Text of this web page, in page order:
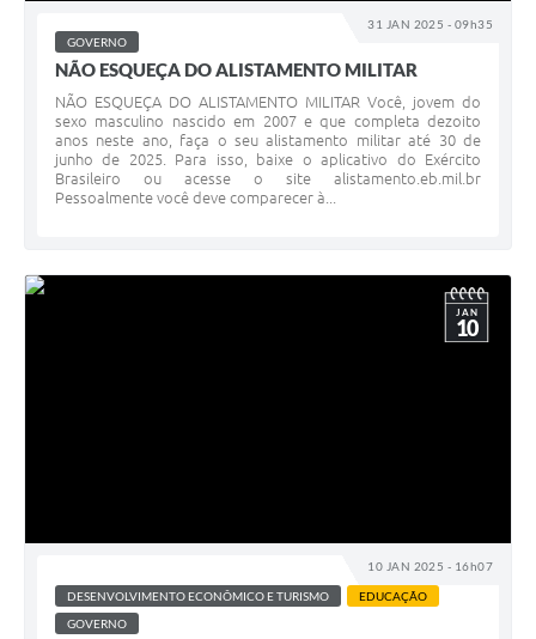
31 JAN 2025 - 09h35
GOVERNO
NÃO ESQUEÇA DO ALISTAMENTO MILITAR
NÃO ESQUEÇA DO ALISTAMENTO MILITAR Você, jovem do
sexo masculino nascido em 2007 e que completa dezoito
anos neste ano, faça o seu alistamento militar até 30 de
junho de 2025. Para isso, baixe o aplicativo do Exército
Brasileiro ou acesse o site alistamento.eb.mil.br
Pessoalmente você deve comparecer à...
10 JAN 2025 - 16h07
JAN
10
DESENVOLVIMENTO ECONÔMICO E TURISMO
EDUCAÇÃO
GOVERNO